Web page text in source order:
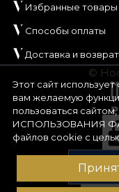
Этот сайт
вам желаемую
пользоваться
ИСПОЛЬЗОВАНИЯ
файлов cookie с
Избранные товары
Способы оплаты
Доставка и возврат
©